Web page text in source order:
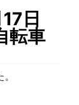
日
転車